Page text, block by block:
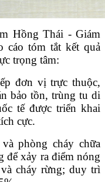
Hồng Thái - Giám
cáo tóm tắt kết quả
trọng tâm:
đơn vị trực thuộc,
bảo tồn, trùng tu di
tế được triển khai
cực.
phòng cháy chữa
để xảy ra điểm nóng
cháy rừng; duy trì